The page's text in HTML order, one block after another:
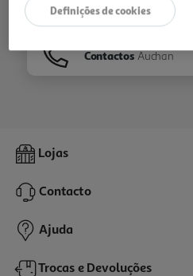
Contactos Auchan
Lojas
Contacto
Ajuda
Trocas e Devoluções
Definições de cookies